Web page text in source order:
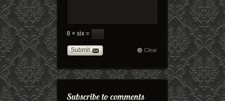
8 × six =
Submit Clear